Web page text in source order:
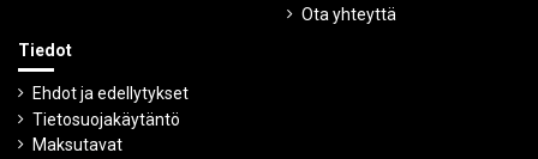
Ota yhteyttä
Tiedot
Ehdot ja edellytykset
Tietosuojakäytäntö
Maksutavat